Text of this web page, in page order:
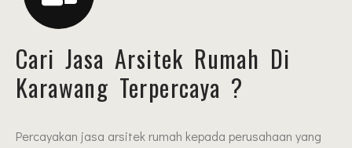
Cari Jasa Arsitek Rumah Di
Karawang Terpercaya ?
Percayakan jasa arsitek rumah kepada perusahaan yang